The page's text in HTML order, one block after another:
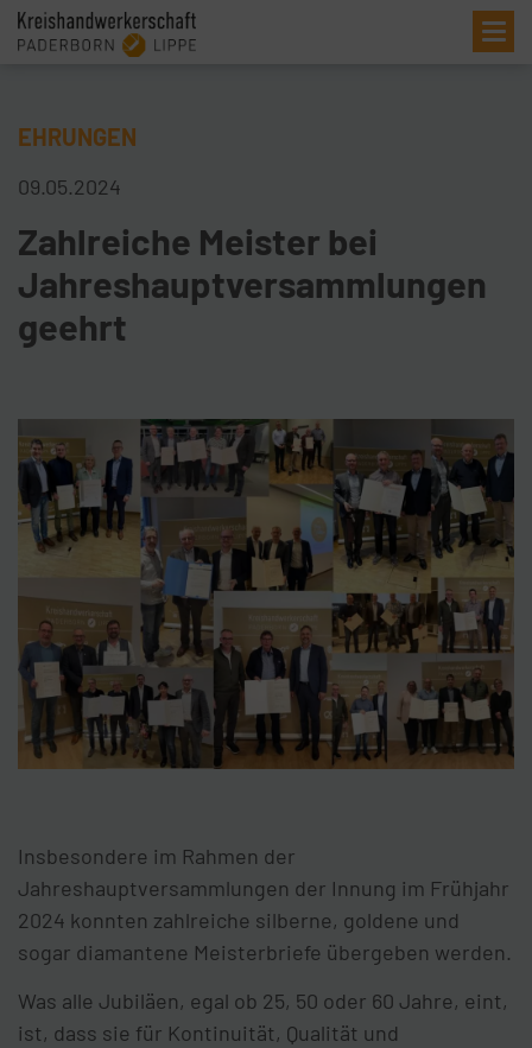
EHRUNGEN
09.05.2024
Zahlreiche Meister bei
Jahreshauptversammlungen
geehrt
Insbesondere im Rahmen der
Jahreshauptversammlungen der Innung im Frühjahr
2024 konnten zahlreiche silberne, goldene und
sogar diamantene Meisterbriefe übergeben werden.
Was alle Jubiläen, egal ob 25, 50 oder 60 Jahre, eint,
ist, dass sie für Kontinuität, Qualität und